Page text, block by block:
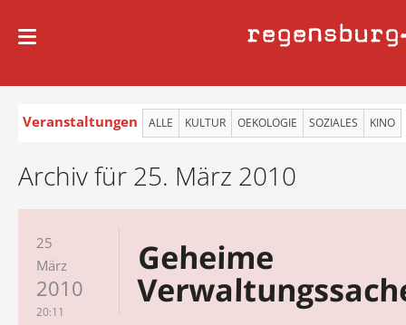
regensburg
Veranstaltungen ALLE KULTUR OEKOLOGIE SOZIALES KINO
Archiv für 25. März 2010
25
März
2010
20:11
Geheime